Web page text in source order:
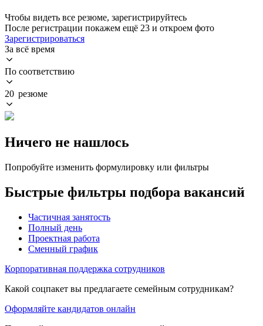
Чтобы видеть все резюме, зарегистрируйтесь
После регистрации покажем ещё 23 и откроем фото
Зарегистрироваться
За всё время
По соответствию
20 резюме
Ничего не нашлось
Попробуйте изменить формулировку или фильтры
Быстрые фильтры подбора вакансий
Частичная занятость
Полный день
Проектная работа
Сменный график
Корпоративная поддержка сотрудников
Какой соцпакет вы предлагаете семейным сотрудникам?
Оформляйте кандидатов онлайн